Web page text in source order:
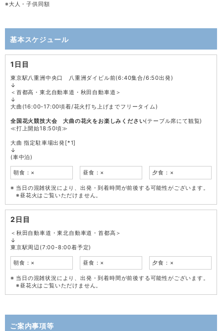
※大人・子供同額
基本スケジュール
1日目
東京駅八重洲中央口 八重洲ダイビル前(6:40集合/6:50出発)
↓
＜首都高・東北自動車道・秋田自動車道＞
↓
大曲(16:00-17:00頃着/花火打ち上げまでフリータイム)
全国花火競技大会 大曲の花火をお楽しみください(テーブル席にて観覧)
≪打上開始18:50頃≫
大曲 指定駐車場出発[*1]
↓
(車中泊)
朝食：× 昼食：× 夕食：×
当日の混雑状況により、出発・到着時間が前後する可能性がございます。
※昼花火はご覧いただけません。
2日目
＜秋田自動車道・東北自動車道・首都高＞
↓
東京駅周辺(7:00-8:00着予定)
朝食：× 昼食：× 夕食：×
当日の混雑状況により、出発・到着時間が前後する可能性がございます。
※昼花火はご覧いただけません。
ご案内事項等